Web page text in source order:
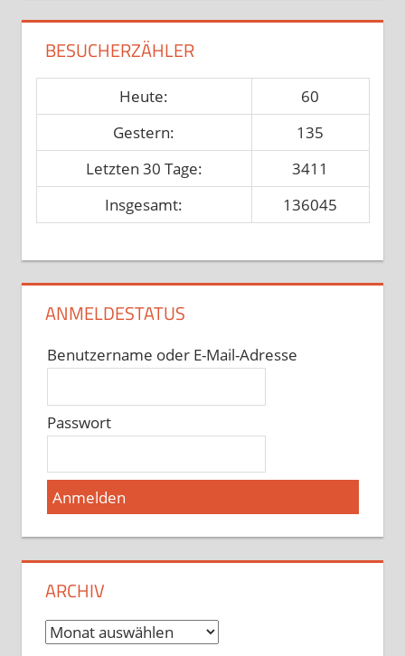
BESUCHERZÄHLER
Heute:
60
Gestern:
135
Letzten 30 Tage:
3411
Insgesamt:
136045
ANMELDESTATUS
Benutzername oder E-Mail-Adresse
Passwort
ARCHIV
Archiv